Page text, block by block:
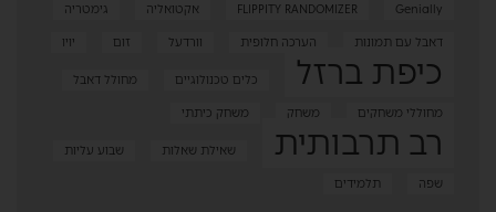
FLIPPITY RANDOMIZER Genially אקטואליה
גימטריה
דאבל עם תמונות
הערכה חלופית וורדעל זום יויו
כיפת ברזל כלים טכנולוגיים
מחולל דאבל
מחוללי משחקים
משחק משחק כיתתי
רב תרבותית שאילת שאלות
שבוע עליות
שפה
תלמידים